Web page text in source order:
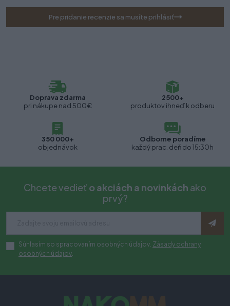
Pre pridanie recenzie sa musíte prihlásiť
Doprava zdarma
pri nákupe nad 500€
2500+
produktov ihneď k odberu
350 000+
objednávok
Odborne poradíme
každý prac. deň do 15:30h
Chcete vedieť o akciách a novinkách ako
prvý?
Súhlasím so spracovaním osobných údajov. Zásady ochrany
osobných údajov